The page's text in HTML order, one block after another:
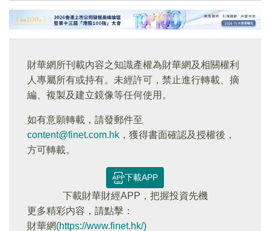
財華網所刊載內容之知識產權為財華網及相關權利
人專屬所有或持有。未經許可，禁止進行轉載、摘
編、複製及建立鏡像等任何使用。
如有意願轉載，請發郵件至
content@finet.com.hk ，獲得書面確認及授權後，
方可轉載。
下載APP
下載財華財經APP，把握投資先機
更多精彩内容，請點擊：
財華網(https://www.finet.hk/)